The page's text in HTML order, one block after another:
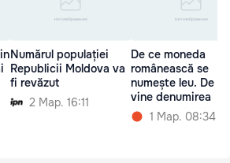
Numărul populației
Republicii Moldova va
fi revăzut
2 Мар. 16:11
De ce moneda
românească se
numește leu. De
vine denumirea
1 Мар. 08:34